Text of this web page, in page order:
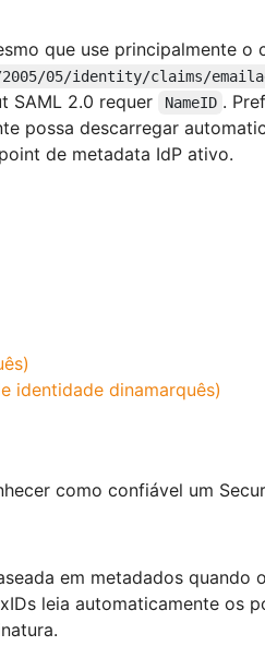
que use principalmente o
05/identity/claims/
SAML 2.0 requer
NameID .
possa descarregar
de metadata IdP ativo.
identidade dinamarquês)
como confiável um
em metadados quando
leia automaticamente os